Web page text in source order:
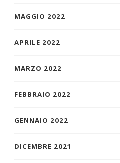
MAGGIO 2022
APRILE 2022
MARZO 2022
FEBBRAIO 2022
GENNAIO 2022
DICEMBRE 2021